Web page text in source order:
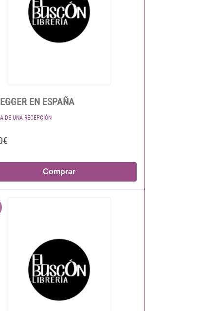
EN ESPAÑA
DE UNA RECEPCIÓN
Comprar